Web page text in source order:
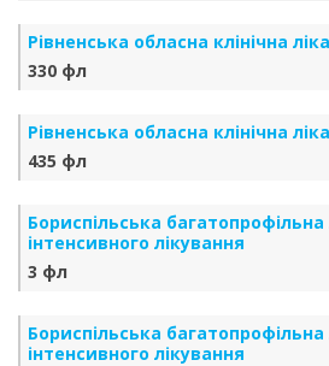
Рівненська обласна клінічна
330 фл
Рівненська обласна клінічна
435 фл
Бориспільська багатопрофільна
інтенсивного лікування
3 фл
Бориспільська багатопрофільна
інтенсивного лікування